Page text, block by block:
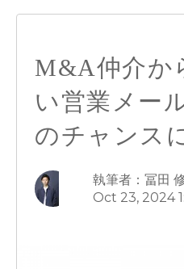
M&A仲介か
い営業メー
のチャンス
執筆者：冨田
Oct 23, 2024